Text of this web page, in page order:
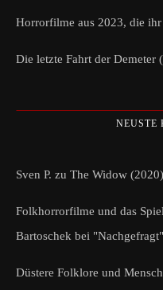
Horrorfilme aus 2023, die
Die letzte Fahrt der Demeter
NEUSTE
Sven P. zu The Widow
Folkhorrorfilme und das
Bartoschek bei
Düstere Folklore und